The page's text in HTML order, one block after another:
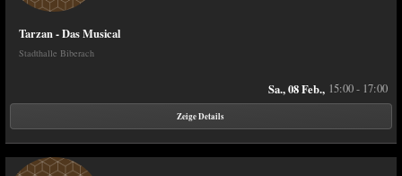
Tarzan - Das Musical
Stadthalle Biberach
Sa., 08 Feb., 15:00 - 17:00
Zeige Details